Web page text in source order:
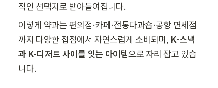
적인 선택지로 받아들여집니다.
이렇게 약과는 편의점·카페·전통다과숍·공항 면세점
까지 다양한 접점에서 자연스럽게 소비되며, K-스낵
과 K-디저트 사이를 잇는 아이템으로 자리 잡고 있습
니다.